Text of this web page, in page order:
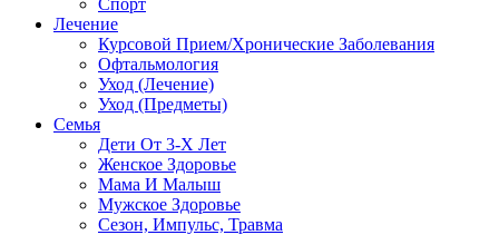
Спорт
Лечение
Курсовой Прием/Хронические Заболевания
Офтальмология
Уход (Лечение)
Уход (Предметы)
Семья
Дети От 3-Х Лет
Женское Здоровье
Мама И Малыш
Мужское Здоровье
Сезон, Импульс, Травма